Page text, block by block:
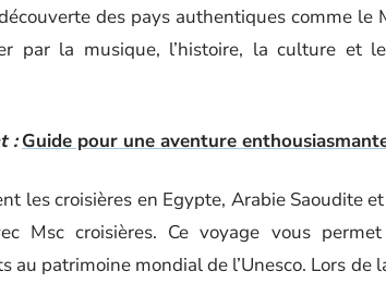
des pays authentiques comme le
par la musique, l’histoire, la culture et
: Guide pour une aventure
les croisières en Egypte, Arabie Saoudite
Msc croisières. Ce voyage vous
au patrimoine mondial de l’Unesco. Lors de